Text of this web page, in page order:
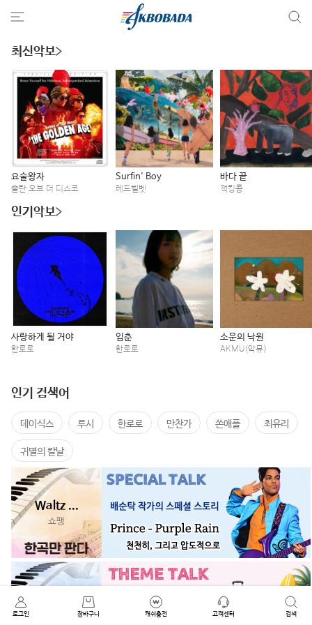
최신악보
요술왕자
술탄 오브 더 디스코
Surfin' Boy
레드벨벳
바다 끝
잭킹콩
인기악보
사랑하게 될 거야
한로로
입춘
한로로
소문의 낙원
AKMU(악뮤)
인기 검색어
데이식스 루시 한로로 만찬가 쏜애플 최유리
귀멸의 칼날
Waltz ...
쇼팽
로그인 장바구니 캐쉬충전 고객센터 검색